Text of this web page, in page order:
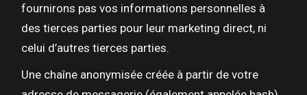
fournirons pas vos informations personnelles à
des tierces parties pour leur marketing direct, ni
celui d’autres tierces parties.
Une chaîne anonymisée créée à partir de votre